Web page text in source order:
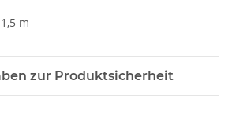
m
zur Produktsicherheit